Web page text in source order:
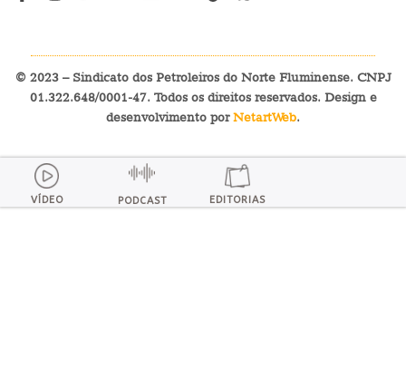
© 2023 – Sindicato dos Petroleiros do Norte Fluminense. CNPJ
01.322.648/0001-47. Todos os direitos reservados. Design e
desenvolvimento porNetartWeb.
VÍDEO PODCAST EDITORIAS